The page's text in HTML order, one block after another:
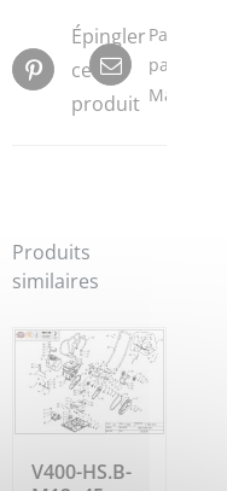
Épingler
ce
produit
Partager
par
Mail
Produits
similaires
V400-HS.B-